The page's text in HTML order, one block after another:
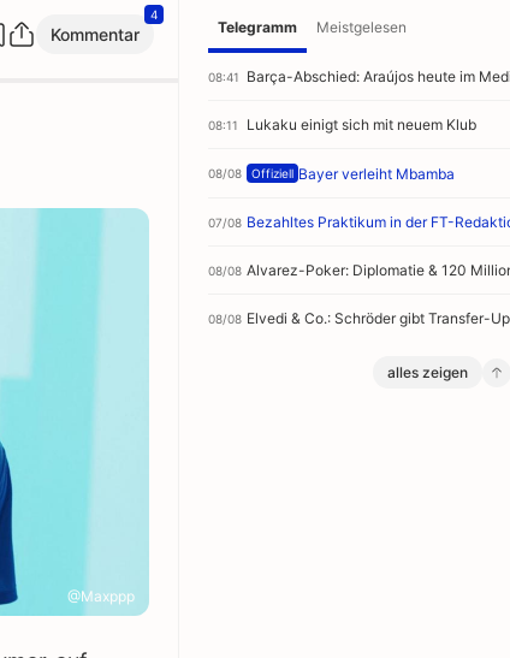
Kommentar
4
@Maxppp
Telegramm Meistgelesen
08:41 Barça-Abschied: Araújos heute im
08:11 Lukaku einigt sich mit neuem Klub
08/08 Offiziell Bayer verleiht Mbamba
07/08 Bezahltes Praktikum in der FT-
08/08 Alvarez-Poker: Diplomatie & 120
08/08 Elvedi & Co.: Schröder gibt Transfer-
alles zeigen